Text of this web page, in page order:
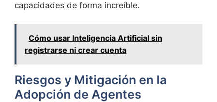
capacidades de forma increíble.
Cómo usar Inteligencia Artificial sin
registrarse ni crear cuenta
Riesgos y Mitigación en la
Adopción de Agentes